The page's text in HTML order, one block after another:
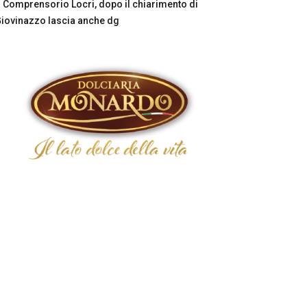
Comprensorio Locri, dopo il chiarimento di
lascia anche dg